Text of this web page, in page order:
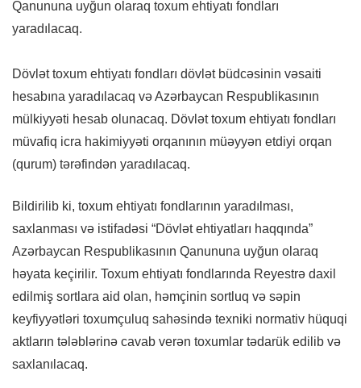
Qanununa uyğun olaraq toxum ehtiyatı fondları
yaradılacaq.
Dövlət toxum ehtiyatı fondları dövlət büdcəsinin vəsaiti
hesabına yaradılacaq və Azərbaycan Respublikasının
mülkiyyəti hesab olunacaq. Dövlət toxum ehtiyatı fondları
müvafiq icra hakimiyyəti orqanının müəyyən etdiyi orqan
(qurum) tərəfindən yaradılacaq.
Bildirilib ki, toxum ehtiyatı fondlarının yaradılması,
saxlanması və istifadəsi “Dövlət ehtiyatları haqqında”
Azərbaycan Respublikasının Qanununa uyğun olaraq
həyata keçirilir. Toxum ehtiyatı fondlarında Reyestrə daxil
edilmiş sortlara aid olan, həmçinin sortluq və səpin
keyfiyyətləri toxumçuluq sahəsində texniki normativ hüquqi
aktların tələblərinə cavab verən toxumlar tədarük edilib və
saxlanılacaq.